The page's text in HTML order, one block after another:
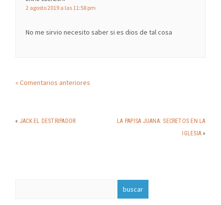
2 agosto 2019 a las 11:58 pm
No me sirvio necesito saber si es dios de tal cosa
« Comentarios anteriores
« JACK EL DESTRIPADOR
LA PAPISA JUANA: SECRETOS EN LA
IGLESIA »